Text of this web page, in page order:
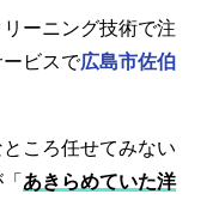
ーニング技術で注
ビスで広島市佐伯
ころ任せてみない
あきらめていた洋